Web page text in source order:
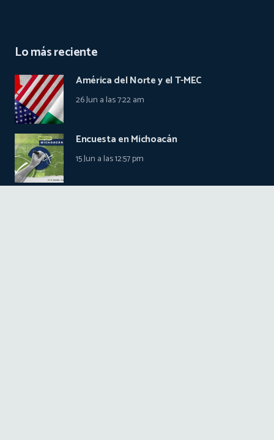
Lo más reciente
América del Norte y el T-MEC
26 Jun a las 7:22 am
Encuesta en Michoacán
15 Jun a las 12:57 pm